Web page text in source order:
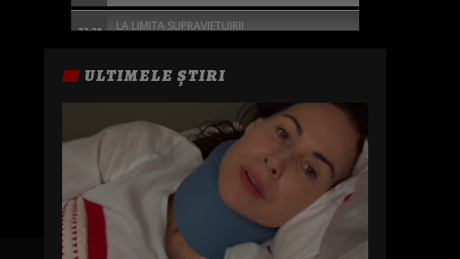
23:20 LA LIMITA SUPRAVIETUIRII
01:15 SINGURATICUL
THE SILENT HOUR: MARTOR FARA GLAS
DULCE RAZBUNARE
ULTIMELE ȘTIRI